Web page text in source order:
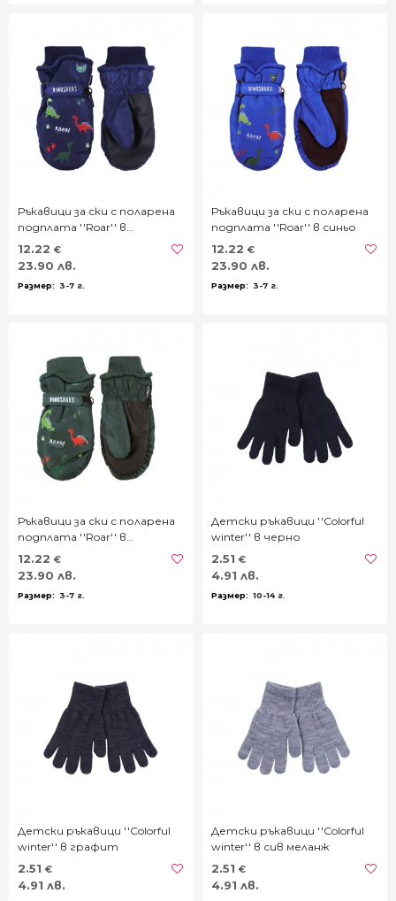
Ръкавици за ски с поларена
подплата ''Roar'' в
тъмносиньо
12.22 €
23.90 лв.
3-7 г.
Ръкавици за ски с поларена
подплата ''Roar'' в синьо
12.22 €
23.90 лв.
3-7 г.
Ръкавици за ски с поларена
подплата ''Roar'' в
тъмнозелено
12.22 €
23.90 лв.
3-7 г.
Детски ръкавици ''Colorful
winter'' в черно
2.51 €
4.91 лв.
10-14 г.
Детски ръкавици ''Colorful
winter'' в графит
2.51 €
4.91 лв.
Детски ръкавици ''Colorful
winter'' в сив меланж
2.51 €
4.91 лв.